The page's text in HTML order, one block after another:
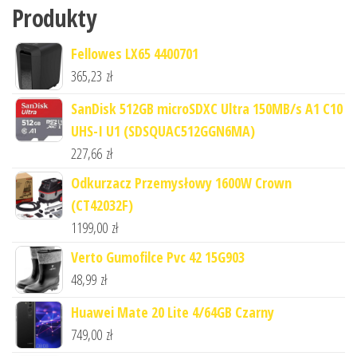
Produkty
Fellowes LX65 4400701
365,23 zł
SanDisk 512GB microSDXC Ultra 150MB/s A1 C10
UHS-I U1 (SDSQUAC512GGN6MA)
227,66 zł
Odkurzacz Przemysłowy 1600W Crown
(CT42032F)
1199,00 zł
Verto Gumofilce Pvc 42 15G903
48,99 zł
Huawei Mate 20 Lite 4/64GB Czarny
749,00 zł